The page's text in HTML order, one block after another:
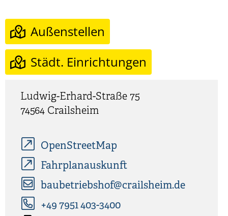
Außenstellen
Städt. Einrichtungen
Ludwig-Erhard-Straße 75
74564 Crailsheim
OpenStreetMap
Fahrplanauskunft
baubetriebshof@crailsheim.de
+49 7951 403-3400